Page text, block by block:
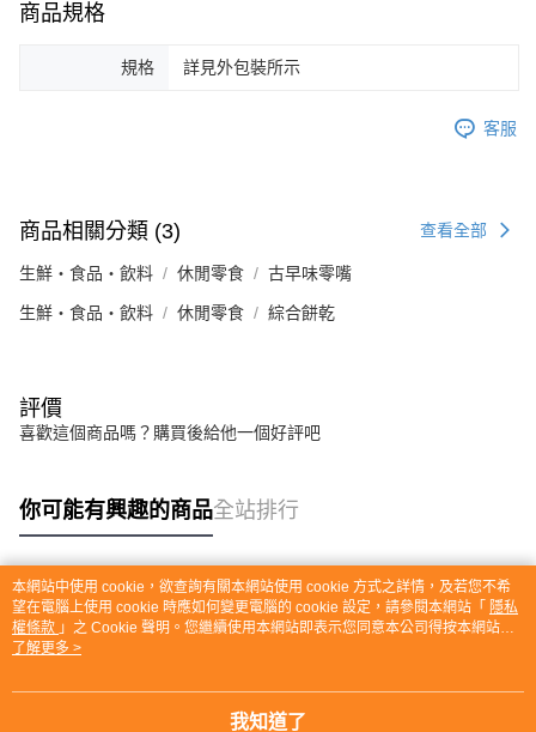
商品規格
規格 詳見外包裝所示
客服
商品相關分類 (3) 查看全部
生鮮・食品・飲料 休閒零食 古早味零嘴
生鮮・食品・飲料 休閒零食 綜合餅乾
評價
喜歡這個商品嗎？購買後給他一個好評吧
你可能有興趣的商品全站排行
熱門標籤
本網站中使用 cookie，欲查詢有關本網站使用 cookie 方式之詳情，及若您不希
望在電腦上使用 cookie 時應如何變更電腦的 cookie 設定，請參閱本網站「 隱私
權條款 」之 Cookie 聲明。您繼續使用本網站即表示您同意本公司得按本網站使
用條款之 Cookie 聲明使用 cookie。
了解更多 >
我知道了